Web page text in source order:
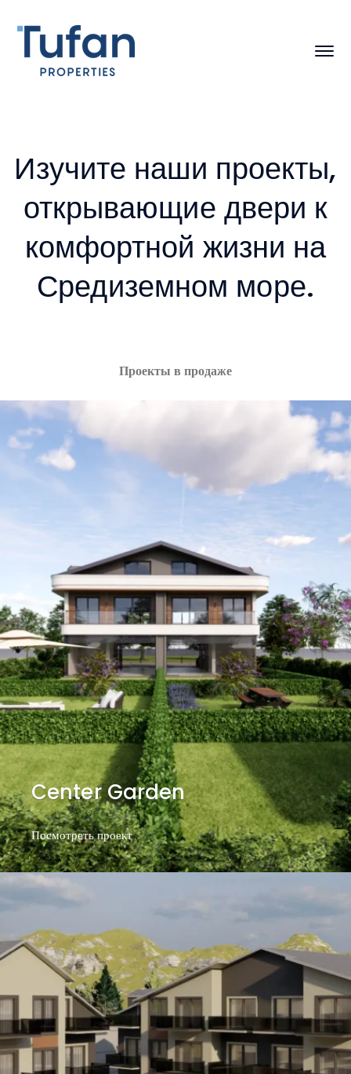
Изучите наши проекты,
открывающие двери к
комфортной жизни на
Средиземном море.
Проекты в продаже
Center Garden
Посмотреть проектПосмотреть проект